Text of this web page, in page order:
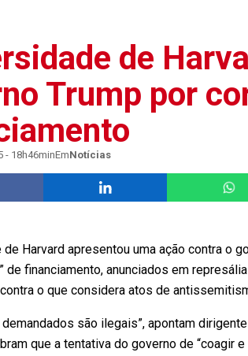
de
Trump por
- 18h46minEmNotícias
Harvard apresentou uma ação contra o
de financiamento, anunciados em
o que considera atos de
são ilegais”, apontam
que a tentativa do governo de “coagir